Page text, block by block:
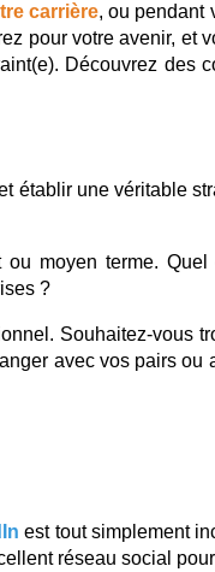
carrière, ou pendant
pour votre avenir, et
Découvrez des
établir une véritable
ou moyen terme. Quel
?
Souhaitez-vous
avec vos pairs
est tout simplement
réseau social